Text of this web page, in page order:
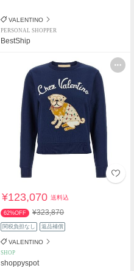
VALENTINO
PERSONAL SHOPPER
BestShip
¥123,070送料込
62%OFF ¥323,870
関税負担なし 返品補償
VALENTINO
SHOP
shoppyspot